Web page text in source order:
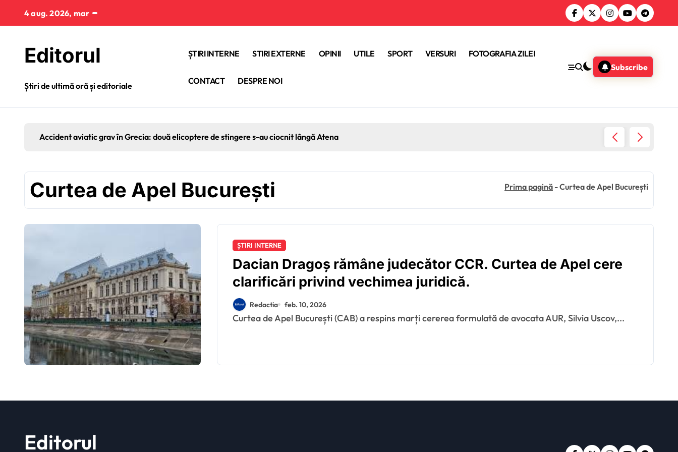
conținut
4 aug. 2026, mar
Editorul
Știri de ultimă oră și editoriale
ȘTIRI INTERNE STIRI EXTERNE OPINII UTILE SPORT VERSURI FOTOGRAFIA ZILEI
CONTACT DESPRE NOI
Subscribe
Accident aviatic grav în Grecia: două elicoptere de stingere s-au ciocnit lângă Atena
Curtea de Apel București Prima pagină -Curtea de Apel București
ȘTIRI INTERNE
Dacian Dragoș rămâne judecător CCR. Curtea de Apel cere
clarificări privind vechimea juridică.
Redactia feb. 10, 2026
Curtea de Apel București (CAB) a respins marți cererea formulată de avocata AUR, Silvia Uscov,...
Editorul